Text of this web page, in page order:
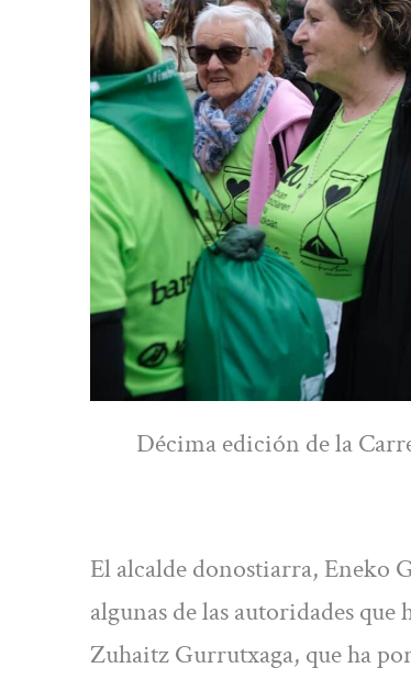
Décima edición de la
El alcalde donostiarra, Eneko
algunas de las autoridades
Zuhaitz Gurrutxaga, que ha